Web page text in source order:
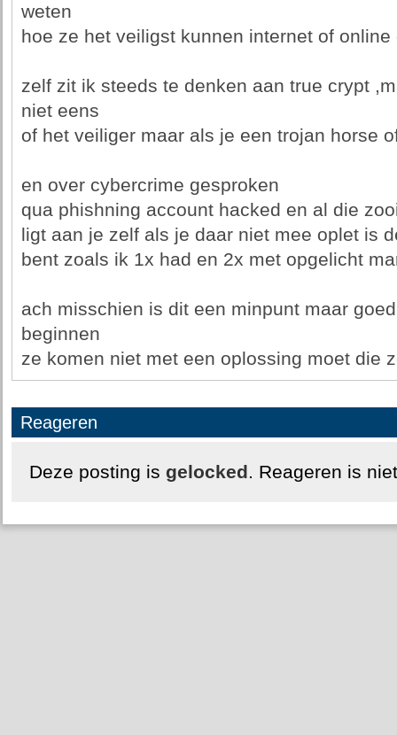
weten
hoe ze het veiligst kunnen internet of online
zelf zit ik steeds te denken aan true crypt
niet eens
of het veiliger maar als je een trojan horse
en over cybercrime gesproken
qua phishning account hacked en al die
ligt aan je zelf als je daar niet mee oplet is
bent zoals ik 1x had en 2x met opgelicht
ach misschien is dit een minpunt maar
beginnen
ze komen niet met een oplossing moet die
Reageren
Deze posting is gelocked. Reageren is